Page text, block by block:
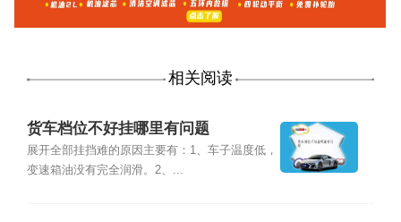
相关阅读
货车档位不好挂哪里有问题
展开全部挂挡难的原因主要有：1、车子温度低，
变速箱油没有完全润滑。2、...